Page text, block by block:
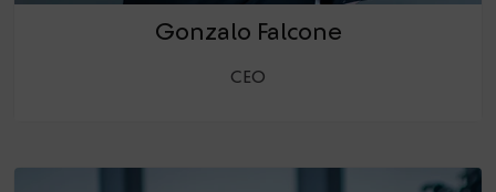
Gonzalo Falcone
CEO